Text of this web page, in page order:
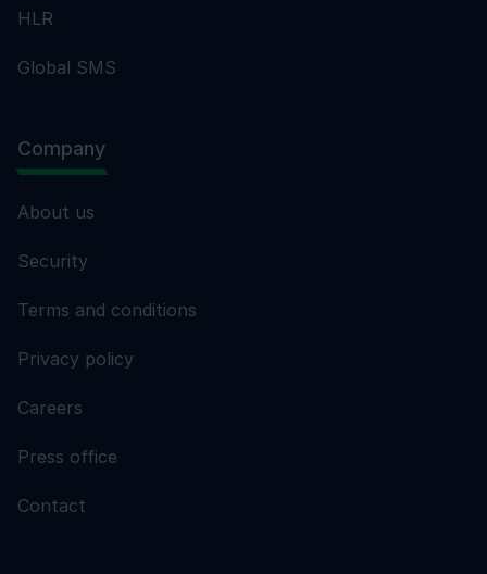
HLR
Global SMS
Company
About us
Security
Terms and conditions
Privacy policy
Careers
Press office
Contact